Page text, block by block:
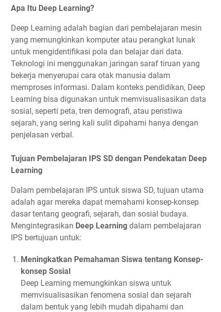
Apa Itu Deep Learning?
Deep Learning adalah bagian dari pembelajaran mesin
yang memungkinkan komputer atau perangkat lunak
untuk mengidentifikasi pola dan belajar dari data.
Teknologi ini menggunakan jaringan saraf tiruan yang
bekerja menyerupai cara otak manusia dalam
memproses informasi. Dalam konteks pendidikan, Deep
Learning bisa digunakan untuk memvisualisasikan data
sosial, seperti peta, tren demografi, atau peristiwa
sejarah, yang sering kali sulit dipahami hanya dengan
penjelasan verbal.
Tujuan Pembelajaran IPS SD dengan Pendekatan Deep
Learning
Dalam pembelajaran IPS untuk siswa SD, tujuan utama
adalah agar mereka dapat memahami konsep-konsep
dasar tentang geografi, sejarah, dan sosial budaya.
Mengintegrasikan Deep Learning dalam pembelajaran
IPS bertujuan untuk:
Meningkatkan Pemahaman Siswa tentang Konsep-
konsep Sosial
Deep Learning memungkinkan siswa untuk
memvisualisasikan fenomena sosial dan sejarah
dalam bentuk yang lebih mudah dipahami dan